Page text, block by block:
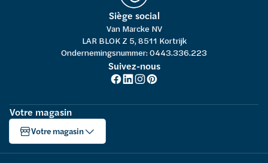
Siège social
Van Marcke NV
LAR BLOK Z 5, 8511 Kortrijk
Ondernemingsnummer: 0443.336.223
Suivez-nous
Votre magasin
Votre magasin